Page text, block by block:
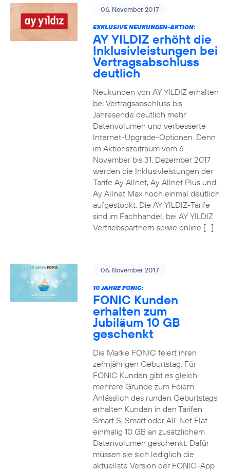
06. November 2017
EXKLUSIVE NEUKUNDEN-AKTION:
AY YILDIZ erhöht die
Inklusivleistungen bei
Vertragsabschluss
deutlich
Neukunden von AY YILDIZ erhalten
bei Vertragsabschluss bis
Jahresende deutlich mehr
Datenvolumen und verbesserte
Internet-Upgrade-Optionen. Denn
im Aktionszeitraum vom 6.
November bis 31. Dezember 2017
werden die Inklusivleistungen der
Tarife Ay Allnet, Ay Allnet Plus und
Ay Allnet Max noch einmal deutlich
aufgestockt. Die AY YILDIZ-Tarife
sind im Fachhandel, bei AY YILDIZ
Vertriebspartnern sowie online […]
06. November 2017
10 JAHRE FONIC:
FONIC Kunden
erhalten zum
Jubiläum 10 GB
geschenkt
Die Marke FONIC feiert ihren
zehnjährigen Geburtstag. Für
FONIC Kunden gibt es gleich
mehrere Gründe zum Feiern:
Anlässlich des runden Geburtstags
erhalten Kunden in den Tarifen
Smart S, Smart oder All-Net Flat
einmalig 10 GB an zusätzlichem
Datenvolumen geschenkt. Dafür
müssen sie sich lediglich die
aktuellste Version der FONIC-App